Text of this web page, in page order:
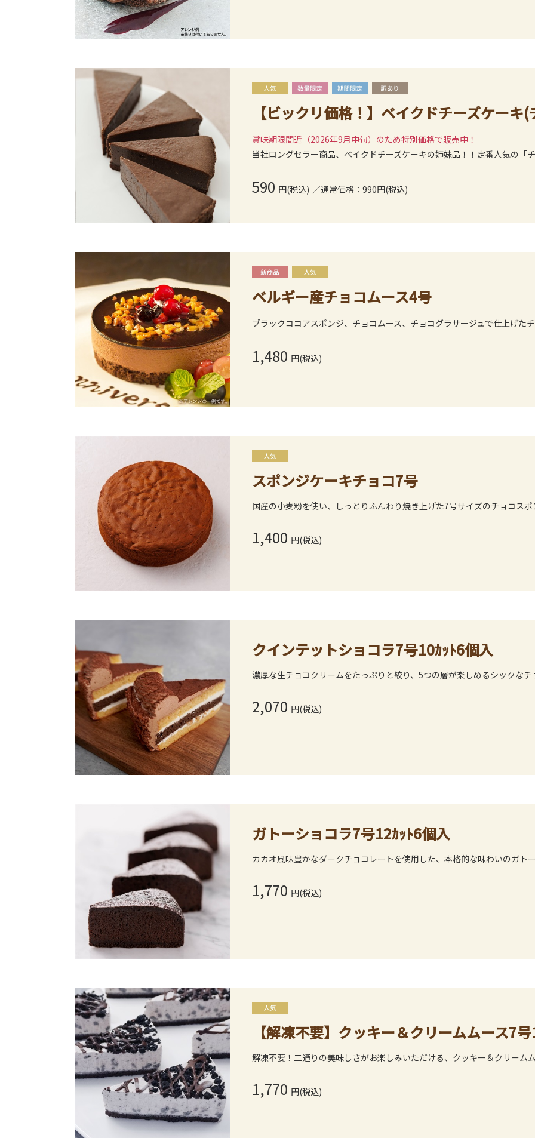
【ビックリ価格！】ベイクドチーズケーキ
賞味期限間近（2026年9月中旬）のため特別価格で販売中！
当社ロングセラー商品、ベイクドチーズケーキの姉妹品！！定番人気の「チ
590 円(税込) ／通常価格：990円(税込)
ベルギー産チョコムース4号
ブラックココアスポンジ、チョコムース、チョコグラサージュで仕上げた
1,480 円(税込)
スポンジケーキチョコ7号
国産の小麦粉を使い、しっとりふんわり焼き上げた7号サイズのチョコスポ
1,400 円(税込)
クインテットショコラ7号10ｶｯﾄ6個入
濃厚な生チョコクリームをたっぷりと絞り、5つの層が楽しめるシックな
2,070 円(税込)
ガトーショコラ7号12ｶｯﾄ6個入
カカオ風味豊かなダークチョコレートを使用した、本格的な味わいのガトー
1,770 円(税込)
【解凍不要】クッキー＆クリームムース7
解凍不要！二通りの美味しさがお楽しみいただける、クッキー＆クリームム
1,770 円(税込)